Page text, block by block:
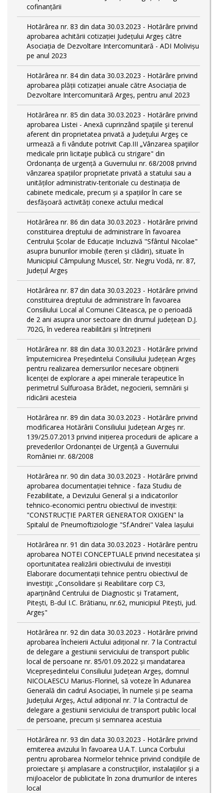
cofinanțării
Hotărârea nr. 83 din data 30.03.2023 - Hotărâre privind
aprobarea achitării cotizației Județului Argeș către
Asociația de Dezvoltare Intercomunitară - ADI Molivișu
pe anul 2023
Hotărârea nr. 84 din data 30.03.2023 - Hotărâre privind
aprobarea plății cotizației anuale către Asociația de
Dezvoltare Intercomunitară Argeș, pentru anul 2023
Hotărârea nr. 85 din data 30.03.2023 - Hotărâre privind
aprobarea Listei - Anexă cuprinzând spaţiile şi terenul
aferent din proprietatea privată a Judeţului Argeş ce
urmează a fi vândute potrivit Cap.III „Vânzarea spaţiilor
medicale prin licitaţie publică cu strigare" din
Ordonanța de urgență a Guvernului nr. 68/2008 privind
vânzarea spațiilor proprietate privată a statului sau a
unităților administrativ-teritoriale cu destinația de
cabinete medicale, precum și a spațiilor în care se
desfășoară activități conexe actului medical
Hotărârea nr. 86 din data 30.03.2023 - Hotărâre privind
constituirea dreptului de administrare în favoarea
Centrului Școlar de Educație Incluzivă "Sfântul Nicolae"
asupra bunurilor imobile (teren și clădiri), situate în
Municipiul Câmpulung Muscel, Str. Negru Vodă, nr. 87,
Județul Argeș
Hotărârea nr. 87 din data 30.03.2023 - Hotărâre privind
constituirea dreptului de administrare în favoarea
Consiliului Local al Comunei Căteasca, pe o perioadă
de 2 ani asupra unor sectoare din drumul județean D.J.
702G, în vederea reabilitării și întreținerii
Hotărârea nr. 88 din data 30.03.2023 - Hotărâre privind
împuternicirea Președintelui Consiliului Județean Argeș
pentru realizarea demersurilor necesare obținerii
licenței de explorare a apei minerale terapeutice în
perimetrul Sulfuroasa Brădet, negocierii, semnării și
ridicării acesteia
Hotărârea nr. 89 din data 30.03.2023 - Hotărâre privind
modificarea Hotărârii Consiliului Județean Argeș nr.
139/25.07.2013 privind inițierea procedurii de aplicare a
prevederilor Ordonanței de Urgență a Guvernului
României nr. 68/2008
Hotărârea nr. 90 din data 30.03.2023 - Hotărâre privind
aprobarea documentației tehnice - faza Studiu de
Fezabilitate, a Devizului General și a indicatorilor
tehnico-economici pentru obiectivul de investiții:
"CONSTRUCȚIE PARTER GENERATOR OXIGEN" la
Spitalul de Pneumoftiziologie "Sf.Andrei" Valea Iașului
Hotărârea nr. 91 din data 30.03.2023 - Hotărâre pentru
aprobarea NOTEI CONCEPTUALE privind necesitatea și
oportunitatea realizării obiectivului de investiții
Elaborare documentații tehnice pentru obiectivul de
investiţii: „Consolidare și Reabilitare corp C3,
aparținând Centrului de Diagnostic și Tratament,
Pitești, B-dul I.C. Brătianu, nr.62, municipiul Pitești, jud.
Argeș"
Hotărârea nr. 92 din data 30.03.2023 - Hotărâre privind
aprobarea încheierii Actului adițional nr. 7 la Contractul
de delegare a gestiunii serviciului de transport public
local de persoane nr. 85/01.09.2022 și mandatarea
Vicepreședintelui Consiliului Județean Argeș, domnul
NICOLAESCU Marius-Florinel, să voteze în Adunarea
Generală din cadrul Asociației, în numele și pe seama
Județului Argeș, Actul adițional nr. 7 la Contractul de
delegare a gestiunii serviciului de transport public local
de persoane, precum și semnarea acestuia
Hotărârea nr. 93 din data 30.03.2023 - Hotărâre privind
emiterea avizului în favoarea U.A.T. Lunca Corbului
pentru aprobarea Normelor tehnice privind condiţiile de
proiectare şi amplasare a construcţiilor, instalaţiilor şi a
mijloacelor de publicitate în zona drumurilor de interes
local